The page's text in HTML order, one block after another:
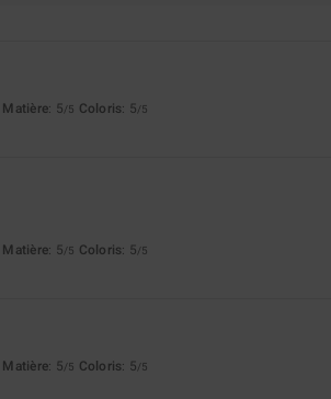
Matière: 5/5 Coloris: 5/5
Matière: 5/5 Coloris: 5/5
Matière: 5/5 Coloris: 5/5